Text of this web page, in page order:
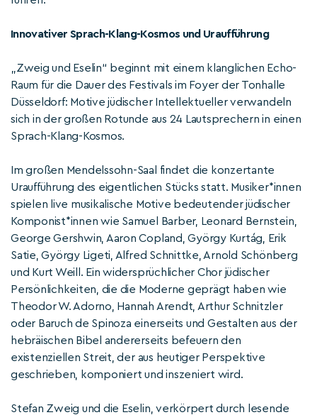
Innovativer Sprach-Klang-Kosmos und Uraufführung
„Zweig und Eselin“ beginnt mit einem klanglichen Echo-
Raum für die Dauer des Festivals im Foyer der Tonhalle
Düsseldorf: Motive jüdischer Intellektueller verwandeln
sich in der großen Rotunde aus 24 Lautsprechern in einen
Sprach-Klang-Kosmos.
Im großen Mendelssohn-Saal findet die konzertante
Uraufführung des eigentlichen Stücks statt. Musiker*innen
spielen live musikalische Motive bedeutender jüdischer
Komponist*innen wie Samuel Barber, Leonard Bernstein,
George Gershwin, Aaron Copland, György Kurtág, Erik
Satie, György Ligeti, Alfred Schnittke, Arnold Schönberg
und Kurt Weill. Ein widersprüchlicher Chor jüdischer
Persönlichkeiten, die die Moderne geprägt haben wie
Theodor W. Adorno, Hannah Arendt, Arthur Schnitzler
oder Baruch de Spinoza einerseits und Gestalten aus der
hebräischen Bibel andererseits befeuern den
existenziellen Streit, der aus heutiger Perspektive
geschrieben, komponiert und inszeniert wird.
Stefan Zweig und die Eselin, verkörpert durch lesende